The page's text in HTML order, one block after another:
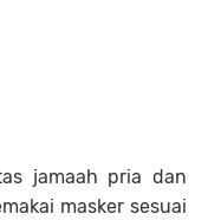
jamaah pria dan
masker sesuai